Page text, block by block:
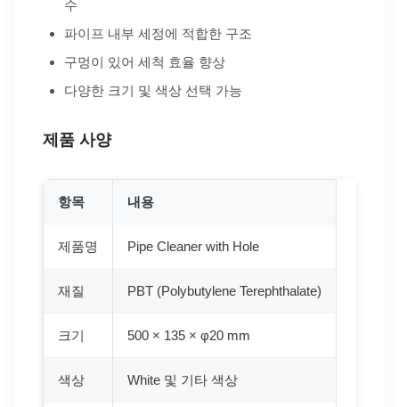
수
파이프 내부 세정에 적합한 구조
구멍이 있어 세척 효율 향상
다양한 크기 및 색상 선택 가능
제품 사양
항목 내용
제품명 Pipe Cleaner with Hole
재질 PBT (Polybutylene Terephthalate)
크기 500 × 135 × φ20 mm
색상 White 및 기타 색상